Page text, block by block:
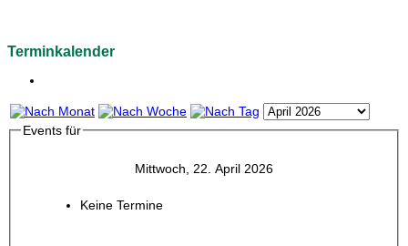
Terminkalender
Events für
Mittwoch, 22. April 2026
Keine Termine